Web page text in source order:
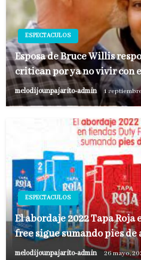
ESPECTACULOS
Esposa de Bruce Willis
critican por ya no vivir con
melodijounpajarito-admin 1
ESPECTACULOS
El abordaje 2022 Tapa
free sigue sumando pies de
melodijounpajarito-admin 26 mayo,